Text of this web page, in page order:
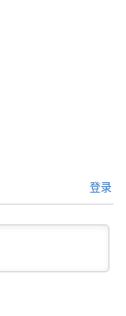
登录